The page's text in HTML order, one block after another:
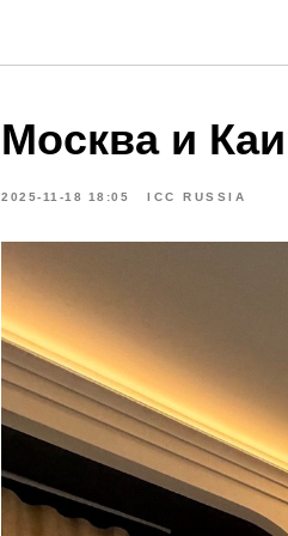
Москва и
2025-11-18 18:05 ICC RUSSIA